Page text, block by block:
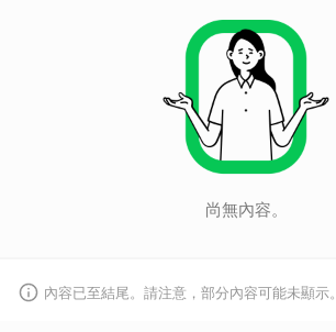
尚無內容。
內容已至結尾。請注意，部分內容可能未顯示。